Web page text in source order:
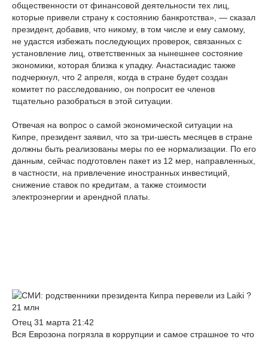
общественности от финансовой деятельности тех лиц,
которые привели страну к состоянию банкротства», — сказал
президент, добавив, что никому, в том числе и ему самому,
не удастся избежать последующих проверок, связанных с
установление лиц, ответственных за нынешнее состояние
экономики, которая близка к упадку. Анастасиадис также
подчеркнул, что 2 апреля, когда в стране будет создан
комитет по расследованию, он попросит ее членов
тщательно разобраться в этой ситуации.
Отвечая на вопрос о самой экономической ситуации на
Кипре, президент заявил, что за три-шесть месяцев в стране
должны быть реализованы меры по ее нормализации. По его
данным, сейчас подготовлен пакет из 12 мер, направленных,
в частности, на привлечение иностранных инвестиций,
снижение ставок по кредитам, а также стоимости
электроэнергии и арендной платы.
Отец 31 марта 21:42
Вся Еврозона погрязла в коррупции и самое страшное то что